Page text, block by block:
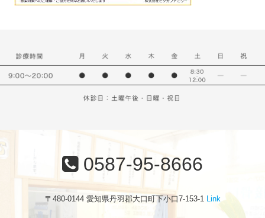
0587-95-8666
〒480-0144 愛知県丹羽郡大口町下小口7-153-1 Link